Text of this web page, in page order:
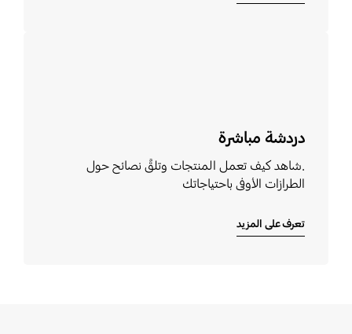
دردشة مباشرة
.شاهد كيف تعمل المنتجات وتلقَّ نصائح حول
الطرازات الأوفى باحتياجاتك
تعرف على المزيد